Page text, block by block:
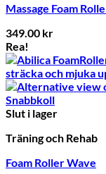
Massage Foam
349.00 kr
Rea!
Snabbkoll
Slut i lager
Träning och Rehab
Foam Roller Wave